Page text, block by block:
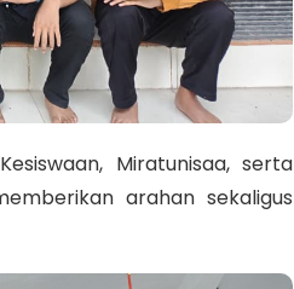
Miratunisaa, serta
arahan sekaligus